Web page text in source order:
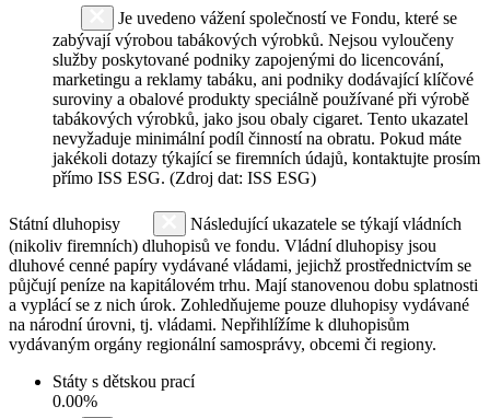
Je uvedeno vážení společností ve Fondu, které se
zabývají výrobou tabákových výrobků. Nejsou vyloučeny
služby poskytované podniky zapojenými do licencování,
marketingu a reklamy tabáku, ani podniky dodávající klíčové
suroviny a obalové produkty speciálně používané při výrobě
tabákových výrobků, jako jsou obaly cigaret. Tento ukazatel
nevyžaduje minimální podíl činností na obratu. Pokud máte
jakékoli dotazy týkající se firemních údajů, kontaktujte prosím
přímo ISS ESG. (Zdroj dat: ISS ESG)
Státní dluhopisy
Následující ukazatele se týkají vládních
(nikoliv firemních) dluhopisů ve fondu. Vládní dluhopisy jsou
dluhové cenné papíry vydávané vládami, jejichž prostřednictvím se
půjčují peníze na kapitálovém trhu. Mají stanovenou dobu splatnosti
a vyplácí se z nich úrok. Zohledňujeme pouze dluhopisy vydávané
na národní úrovni, tj. vládami. Nepřihlížíme k dluhopisům
vydávaným orgány regionální samosprávy, obcemi či regiony.
Státy s dětskou prací
0.00%